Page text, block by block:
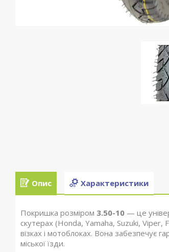
Опис Характеристики
Покришка розміром 3.50-10 — це
скутерах (Honda, Yamaha, Suzuki,
візках і мотоблоках. Вона забезпечує
міської їзди.